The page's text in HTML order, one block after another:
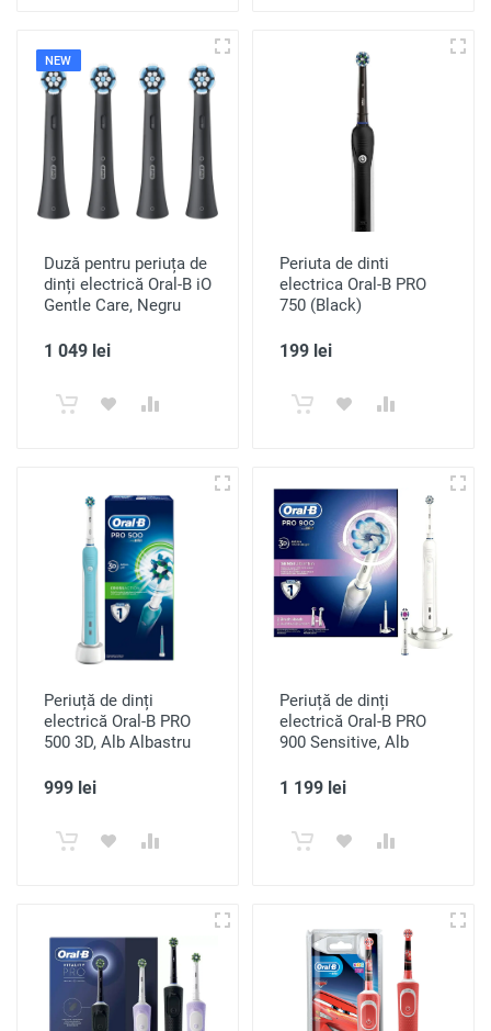
NEW
Duză pentru periuța de
dinți electrică Oral-B iO
Gentle Care, Negru
1 049 lei
Periuta de dinti
electrica Oral-B PRO
750 (Black)
199 lei
Periuță de dinți
electrică Oral-B PRO
500 3D, Alb Albastru
999 lei
Periuță de dinți
electrică Oral-B PRO
900 Sensitive, Alb
1 199 lei